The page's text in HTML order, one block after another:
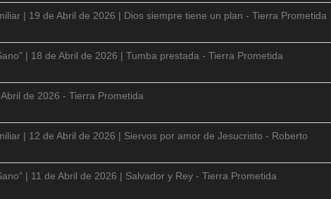
| 19 de Abril de 2026 | Dios siempre tiene un plan - Tierra Prometida
| 18 de Abril de 2026 | Tumba prestada - Tierra Prometida
de 2026 - Tierra Prometida
| 12 de Abril de 2026 | Siervos por amor de Jesucristo - Roberto
| 11 de Abril de 2026 | Salvador y Rey - Tierra Prometida